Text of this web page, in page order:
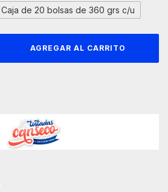
Caja de 20 bolsas de 360 grs c/u